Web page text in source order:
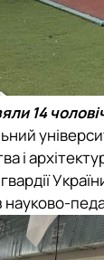
14
і